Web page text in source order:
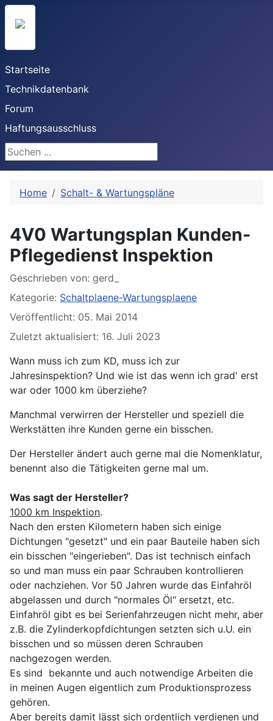
Startseite
Technikdatenbank
Forum
Haftungsausschluss
Suchen ...
Home Schalt- & Wartungspläne
4V0 Wartungsplan Kunden-
Pflegedienst Inspektion
Details
Geschrieben von: gerd_
Kategorie: Schaltplaene-Wartungsplaene
Veröffentlicht: 05. Mai 2014
Zuletzt aktualisiert: 16. Juli 2023
Wann muss ich zum KD, muss ich zur
Jahresinspektion? Und wie ist das wenn ich grad' erst
war oder 1000 km überziehe?
Manchmal verwirren der Hersteller und speziell die
Werkstätten ihre Kunden gerne ein bisschen.
Der Hersteller ändert auch gerne mal die Nomenklatur,
benennt also die Tätigkeiten gerne mal um.
Was sagt der Hersteller?
1000 km Inspektion.
Nach den ersten Kilometern haben sich einige
Dichtungen "gesetzt" und ein paar Bauteile haben sich
ein bisschen "eingerieben". Das ist technisch einfach
so und man muss ein paar Schrauben kontrollieren
oder nachziehen. Vor 50 Jahren wurde das Einfahröl
abgelassen und durch "normales Öl" ersetzt, etc.
Einfahröl gibt es bei Serienfahrzeugen nicht mehr, aber
z.B. die Zylinderkopfdichtungen setzten sich u.U. ein
bisschen und so müssen deren Schrauben
nachgezogen werden.
Es sind bekannte und auch notwendige Arbeiten die
in meinen Augen eigentlich zum Produktionsprozess
gehören.
Aber bereits damit lässt sich ordentlich verdienen und